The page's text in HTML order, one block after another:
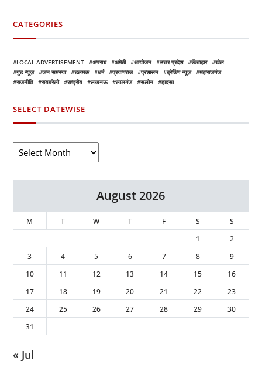
CATEGORIES
LOCAL ADVERTISEMENT अपराध अमेठी आयोजन उत्तर प्रदेश ऊँचाहार
खेल
गुड न्यूज़
जन समस्या डलमऊ धर्म प्रयागराज प्रशासन ब्रेकिंग न्यूज़
महाराजगंज
राजनीति
रायबरेली राष्ट्रीय लखनऊ लालगंज सलोन हादसा
SELECT DATEWISE
August 2026
M T W T F S
S
1
2
3
4 5 6 7 8
9
10
11 12 13 14 15
16
17
18 19 20 21 22
23
24
25 26 27 28 29
30
31
« Jul